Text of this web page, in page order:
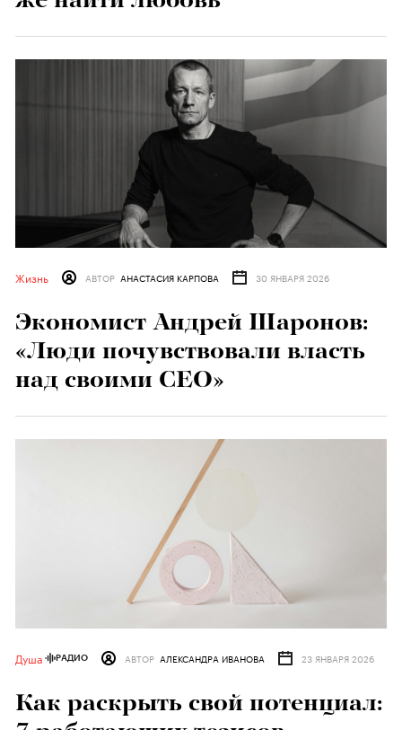
Жизнь АВТОР АНАСТАСИЯ КАРПОВА 30 ЯНВАРЯ 2026
Экономист Андрей Шаронов:
«Люди почувствовали власть
над своими CEO»
Душа РАДИО АВТОР АЛЕКСАНДРА ИВАНОВА 23 ЯНВАРЯ 2026
Как раскрыть свой потенциал: